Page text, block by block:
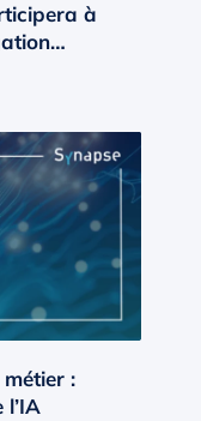
à
:
l’IA